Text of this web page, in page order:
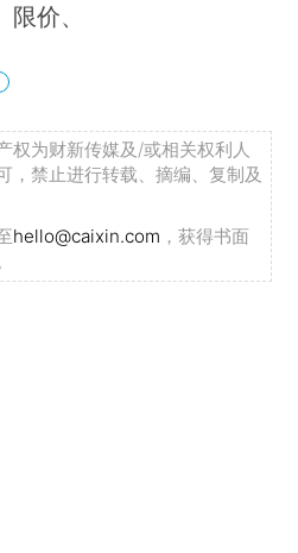
价、
权为财新传媒及/或相关权利人
，禁止进行转载、摘编、复制及
hello@caixin.com ，获得书面